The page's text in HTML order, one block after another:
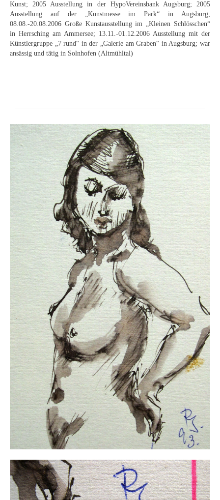
Hamburger Künstler
Münchner Künstler
Pfälzer Künstler
Motive
Abstraktion
Industrie & Arbeit
Mediterrane Landschaft
Norddeutsche Landschaften
Süddeutsche Landschaft
Selbstbildnisse
Stillleben
Neues
Tägliche Dosis Kunst
Themenflyer
Themenflyer: Trügerische Idyllen
Themenflyer: Buch und Schrift in der Kunst
Themenflyer: Sehnsucht Süden
Themenflyer: Walter Becker
Themenflyer: Richild Holt
Themenflyer: Ernst Geitlinger
Themenflyer: Michel Wagner
Weitere Themenflyer
Kunst; 2005 Ausstellung in der HypoVereinsbank Augsburg; 2005
Ausstellung auf der „Kunstmesse im Park“ in Augsburg;
08.08.-20.08.2006 Große Kunstausstellung im „Kleinen Schlösschen“
in Herrsching am Ammersee; 13.11.-01.12.2006 Ausstellung mit der
Künstlergruppe „7 rund“ in der „Galerie am Graben“ in Augsburg; war
ansässig und tätig in Solnhofen (Altmühltal)